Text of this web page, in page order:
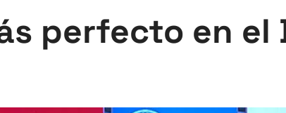
perfecto en el